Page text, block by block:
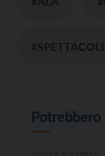
#SPETTACOLI